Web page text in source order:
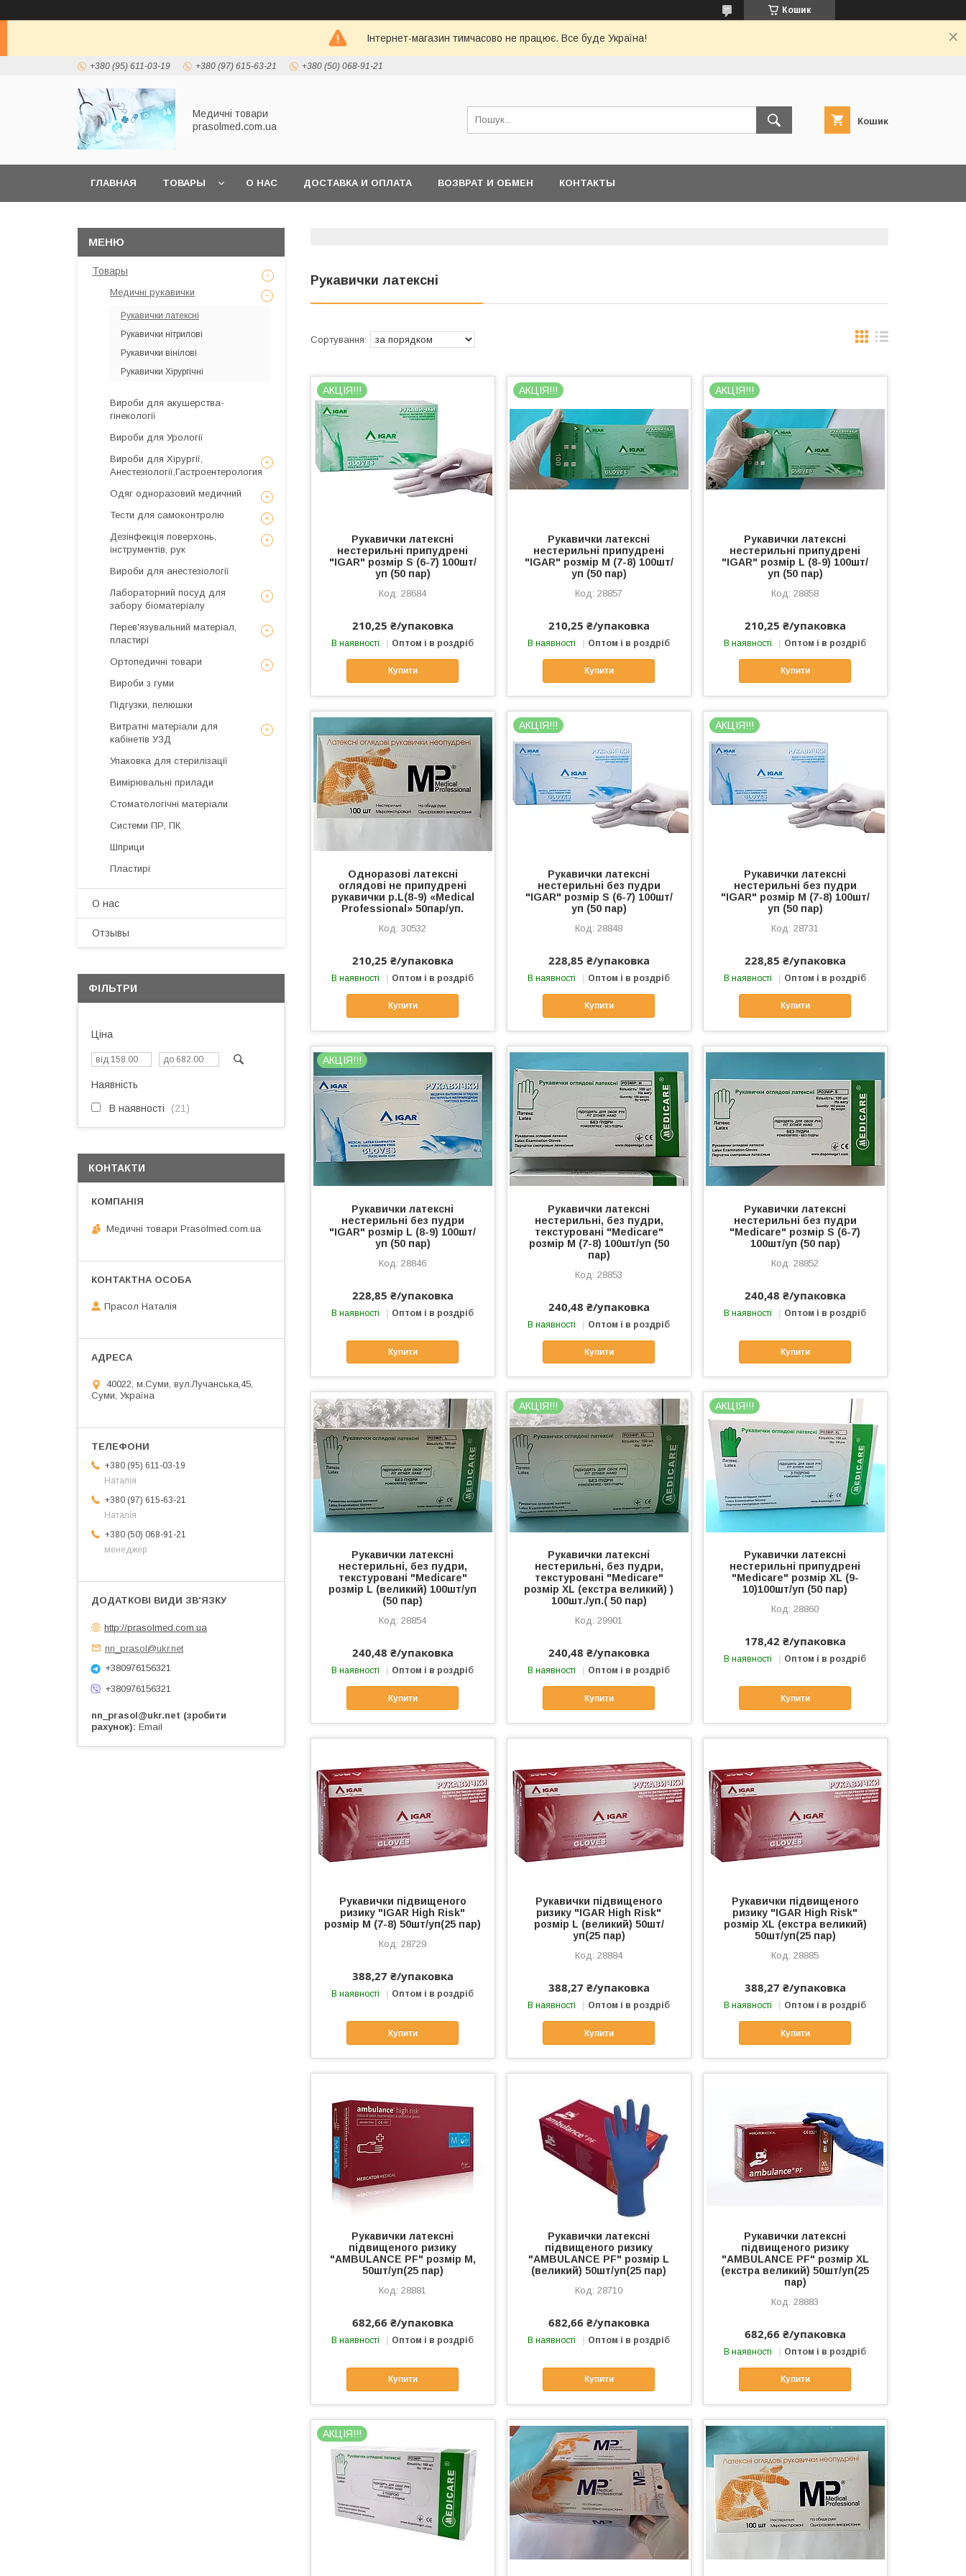
Кошик
Інтернет-магазин тимчасово не працює. Все буде Україна!
+380 (95) 611-03-19 +380 (97) 615-63-21 +380 (50) 068-91-21
Медичні товари
prasolmed.com.ua
Кошик
ГЛАВНАЯ ТОВАРЫ О НАС ДОСТАВКА И ОПЛАТА ВОЗВРАТ И ОБМЕН КОНТАКТЫ
Рукавички латексні
АКЦІЯ!!!
Рукавички латексні
нестерильні припудрені
"IGAR" розмір S (6-7) 100шт/
уп (50 пар)
28684
210,25 ₴/упаковка
В наявності Оптом і в роздріб
Купити
АКЦІЯ!!!
Рукавички латексні
нестерильні припудрені
"IGAR" розмір M (7-8) 100шт/
уп (50 пар)
28857
210,25 ₴/упаковка
В наявності Оптом і в роздріб
Купити
АКЦІЯ!!!
Рукавички латексні
нестерильні припудрені
"IGAR" розмір L (8-9) 100шт/
уп (50 пар)
28858
210,25 ₴/упаковка
В наявності Оптом і в роздріб
Купити
Одноразові латексні
оглядові не припудрені
рукавички р.L(8-9) «Medical
Professional» 50пар/уп.
30532
210,25 ₴/упаковка
В наявності Оптом і в роздріб
Купити
АКЦІЯ!!!
Рукавички латексні
нестерильні без пудри
"IGAR" розмір S (6-7) 100шт/
уп (50 пар)
28848
228,85 ₴/упаковка
В наявності Оптом і в роздріб
Купити
АКЦІЯ!!!
Рукавички латексні
нестерильні без пудри
"IGAR" розмір М (7-8) 100шт/
уп (50 пар)
28731
228,85 ₴/упаковка
В наявності Оптом і в роздріб
Купити
АКЦІЯ!!!
Рукавички латексні
нестерильні без пудри
"IGAR" розмір L (8-9) 100шт/
уп (50 пар)
28846
228,85 ₴/упаковка
В наявності Оптом і в роздріб
Купити
Рукавички латексні
нестерильні, без пудри,
текстуровані "Меdiсare"
розмір М (7-8) 100шт/уп (50
пар)
28853
240,48 ₴/упаковка
В наявності Оптом і в роздріб
Купити
Рукавички латексні
нестерильні без пудри
"Меdiсare" розмір S (6-7)
100шт/уп (50 пар)
28852
240,48 ₴/упаковка
В наявності Оптом і в роздріб
Купити
Рукавички латексні
нестерильні, без пудри,
текстуровані "Меdiсare"
розмір L (великий) 100шт/уп
(50 пар)
28854
240,48 ₴/упаковка
В наявності Оптом і в роздріб
Купити
АКЦІЯ!!!
Рукавички латексні
нестерильні, без пудри,
текстуровані "Меdiсare"
розмір XL (екстра великий) )
100шт./уп.( 50 пар)
29901
240,48 ₴/упаковка
В наявності Оптом і в роздріб
Купити
АКЦІЯ!!!
Рукавички латексні
нестерильні припудрені
"Меdiсare" розмір XL (9-
10)100шт/уп (50 пар)
28860
178,42 ₴/упаковка
В наявності Оптом і в роздріб
Купити
Рукавички підвищеного
ризику "IGAR High Risk"
розмір М (7-8) 50шт/уп(25 пар)
28729
388,27 ₴/упаковка
В наявності Оптом і в роздріб
Купити
Рукавички підвищеного
ризику "IGAR High Risk"
розмір L (великий) 50шт/
уп(25 пар)
28884
388,27 ₴/упаковка
В наявності Оптом і в роздріб
Купити
Рукавички підвищеного
ризику "IGAR High Risk"
розмір ХL (екстра великий)
50шт/уп(25 пар)
28885
388,27 ₴/упаковка
В наявності Оптом і в роздріб
Купити
Рукавички латексні
підвищеного ризику
"AMBULANCE PF" розмір M,
50шт/уп(25 пар)
28881
682,66 ₴/упаковка
В наявності Оптом і в роздріб
Купити
Рукавички латексні
підвищеного ризику
"AMBULANCE PF" розмір L
(великий) 50шт/уп(25 пар)
28710
682,66 ₴/упаковка
В наявності Оптом і в роздріб
Купити
Рукавички латексні
підвищеного ризику
"AMBULANCE PF" розмір XL
(екстра великий) 50шт/уп(25
пар)
28883
682,66 ₴/упаковка
В наявності Оптом і в роздріб
Купити
АКЦІЯ!!!
Товары
Медичні рукавички
Рукавички латексні
Рукавички нітрилові
Рукавички вінілові
Рукавички Хірургічні
Вироби для акушерства-
гінекології
Вироби для Урології
Вироби для Хірургії,
Анестезіології,Гастроентерология
Одяг одноразовий медичний
Тести для самоконтролю
Дезінфекція поверхонь,
інструментів, рук
Вироби для анестезіології
Лабораторний посуд для
забору біоматеріалу
Перев'язувальний матеріал,
пластирі
Ортопедичні товари
Вироби з гуми
Підгузки, пелюшки
Витратні матеріали для
кабінетів УЗД
Упаковка для стерилізації
Вимірювальні прилади
Стоматологічні матеріали
Системи ПР, ПК
Шприци
Пластирі
О нас
Отзывы
ФІЛЬТРИ
Ціна
Наявність
В наявності 21
КОНТАКТИ
Медичні товари Prasolmed.com.ua
Прасол Наталія
40022, м.Суми, вул.Лучанська,45,
Суми, Україна
+380 (95) 611-03-19
Наталія
+380 (97) 615-63-21
Наталія
+380 (50) 068-91-21
менеджер
http://prasolmed.com.ua
nn_prasol@ukr.net
+380976156321
+380976156321
nn_prasol@ukr.net (зробити
рахунок) Email